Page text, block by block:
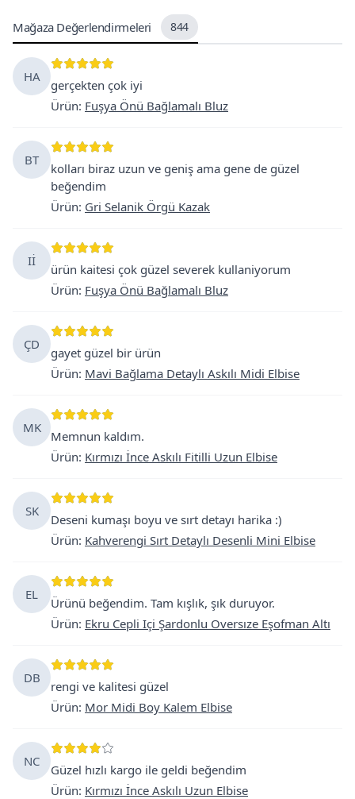
Mağaza Değerlendirmeleri 844
HA
gerçekten çok iyi
Ürün: Fuşya Önü Bağlamalı Bluz
BT
kolları biraz uzun ve geniş ama gene de güzel
beğendim
Ürün: Gri Selanik Örgü Kazak
Iİ
ürün kaitesi çok güzel severek kullaniyorum
Ürün: Fuşya Önü Bağlamalı Bluz
ÇD
gayet güzel bir ürün
Ürün: Mavi Bağlama Detaylı Askılı Midi Elbise
MK
Memnun kaldım.
Ürün: Kırmızı İnce Askılı Fitilli Uzun Elbise
SK
Deseni kumaşı boyu ve sırt detayı harika :)
Ürün: Kahverengi Sırt Detaylı Desenli Mini Elbise
EL
Ürünü beğendim. Tam kışlık, şık duruyor.
Ürün: Ekru Cepli Içi Şardonlu Oversıze Eşofman Altı
DB
rengi ve kalitesi güzel
Ürün: Mor Midi Boy Kalem Elbise
NC
Güzel hızlı kargo ile geldi beğendim
Ürün: Kırmızı İnce Askılı Uzun Elbise